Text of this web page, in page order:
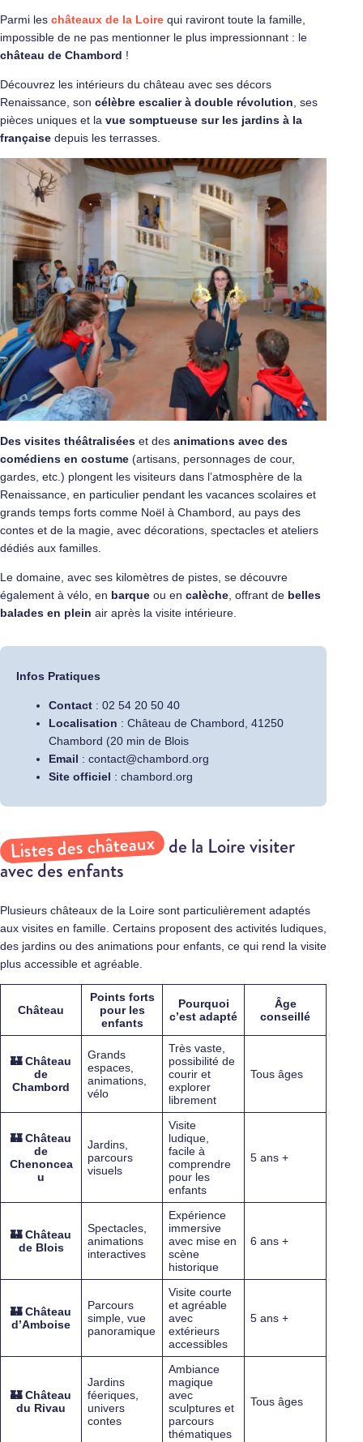
Parmi les châteaux de la Loire qui raviront toute la famille,
impossible de ne pas mentionner le plus impressionnant : le
château de Chambord !
Découvrez les intérieurs du château avec ses décors
Renaissance, son célèbre escalier à double révolution , ses
pièces uniques et la vue somptueuse sur les jardins à la
française depuis les terrasses.
Des visites théâtralisées et des animations avec des
comédiens en costume (artisans, personnages de cour,
gardes, etc.) plongent les visiteurs dans l’atmosphère de la
Renaissance, en particulier pendant les vacances scolaires et
grands temps forts comme Noël à Chambord, au pays des
contes et de la magie, avec décorations, spectacles et ateliers
dédiés aux familles.
Le domaine, avec ses kilomètres de pistes, se découvre
également à vélo, en barque ou en calèche , offrant de belles
balades en plein air après la visite intérieure.
Infos Pratiques
Contact : 02 54 20 50 40
Localisation : Château de Chambord, 41250
Chambord (20 min de Blois
Email : contact@chambord.org
Site officiel : chambord.org
Listes des châteaux de la Loire visiter
avec des enfants
Plusieurs châteaux de la Loire sont particulièrement adaptés
aux visites en famille. Certains proposent des activités ludiques,
des jardins ou des animations pour enfants, ce qui rend la visite
plus accessible et agréable.
Château
Points forts
pour les
enfants
Pourquoi
c’est adapté
Âge
conseillé
🏰Château
de
Chambord
Grands
espaces,
animations,
vélo
Très vaste,
possibilité de
courir et
explorer
librement
Tous âges
🏰Château
de
Chenoncea
u
Jardins,
parcours
visuels
Visite
ludique,
facile à
comprendre
pour les
enfants
5 ans +
🏰Château
de Blois
Spectacles,
animations
interactives
Expérience
immersive
avec mise en
scène
historique
6 ans +
🏰Château
d’Amboise
Parcours
simple, vue
panoramique
Visite courte
et agréable
avec
extérieurs
accessibles
5 ans +
🏰Château
du Rivau
Jardins
féeriques,
univers
contes
Ambiance
magique
avec
sculptures et
parcours
thématiques
Tous âges